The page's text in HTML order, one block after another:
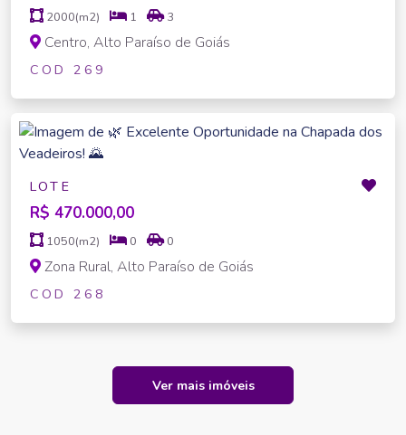
2000(m2) 1 3
Centro, Alto Paraíso de Goiás
COD 269
LOTE
R$ 470.000,00
1050(m2) 0 0
Zona Rural, Alto Paraíso de Goiás
COD 268
Ver mais imóveis